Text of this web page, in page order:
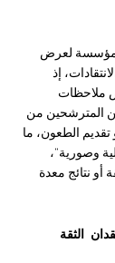
المؤسسة لعرض
إذ
ملاحظات
المترشحين من
تقديم الطعون، ما
وصورية”،
نتائج معدة
الثقة